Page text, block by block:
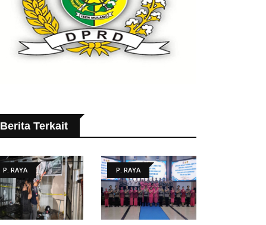
Berita Terkait
P. RAYA P. RAYA